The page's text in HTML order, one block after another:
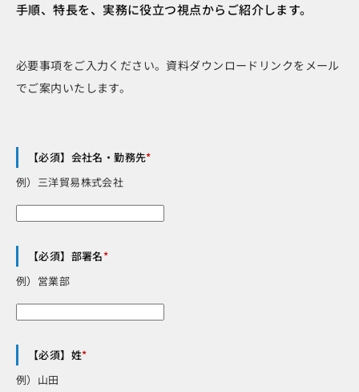
手順、特長を、実務に役立つ視点からご紹介します。
必要事項をご入力ください。資料ダウンロードリンクをメール
でご案内いたします。
【必須】会社名・勤務先*
例）三洋貿易株式会社
【必須】部署名*
例）営業部
【必須】姓*
例）山田